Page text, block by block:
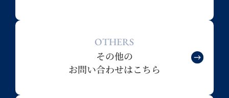
OTHERS
その他の
お問い合わせはこちら